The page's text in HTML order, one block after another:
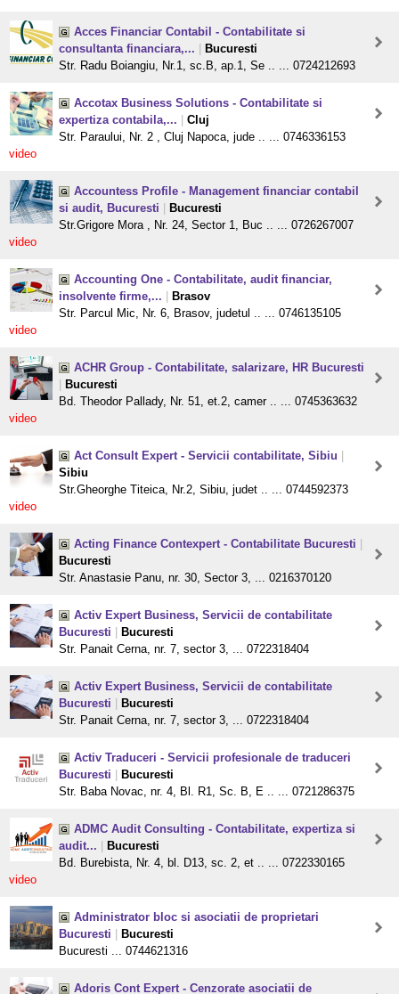
Acces Financiar Contabil - Contabilitate si
consultanta financiara,...
Bucuresti
Str. Radu Boiangiu, Nr.1, sc.B, ap.1, Se .. ... 0724212693
Accotax Business Solutions - Contabilitate si
expertiza contabila,...
Cluj
Str. Paraului, Nr. 2 , Cluj Napoca, jude .. ... 0746336153
video
Accountess Profile - Management financiar contabil
si audit, Bucuresti
Bucuresti
Str.Grigore Mora , Nr. 24, Sector 1, Buc .. ... 0726267007
video
Accounting One - Contabilitate, audit financiar,
insolvente firme,...
Brasov
Str. Parcul Mic, Nr. 6, Brasov, judetul .. ... 0746135105
video
ACHR Group - Contabilitate, salarizare, HR Bucuresti
Bucuresti
Bd. Theodor Pallady, Nr. 51, et.2, camer .. ... 0745363632
video
Act Consult Expert - Servicii contabilitate, Sibiu
Sibiu
Str.Gheorghe Titeica, Nr.2, Sibiu, judet .. ... 0744592373
video
Acting Finance Contexpert - Contabilitate Bucuresti
Bucuresti
Str. Anastasie Panu, nr. 30, Sector 3, ... 0216370120
Activ Expert Business, Servicii de contabilitate
Bucuresti
Bucuresti
Str. Panait Cerna, nr. 7, sector 3, ... 0722318404
Activ Expert Business, Servicii de contabilitate
Bucuresti
Bucuresti
Str. Panait Cerna, nr. 7, sector 3, ... 0722318404
Activ Traduceri - Servicii profesionale de traduceri
Bucuresti
Bucuresti
Str. Baba Novac, nr. 4, Bl. R1, Sc. B, E .. ... 0721286375
ADMC Audit Consulting - Contabilitate, expertiza si
audit...
Bucuresti
Bd. Burebista, Nr. 4, bl. D13, sc. 2, et .. ... 0722330165
video
Administrator bloc si asociatii de proprietari
Bucuresti
Bucuresti
Bucuresti ... 0744621316
Adoris Cont Expert - Cenzorate asociatii de